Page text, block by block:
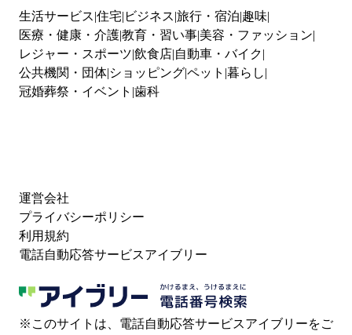
生活サービス 住宅 ビジネス 旅行・宿泊 趣味
医療・健康・介護教育・習い事 美容・ファッション
レジャー・スポーツ 飲食店 自動車・バイク
公共機関・団体 ショッピングペット 暮らし
冠婚葬祭・イベント 歯科
運営会社
プライバシーポリシー
利用規約
電話自動応答サービスアイブリー
※このサイトは、電話自動応答サービスアイブリーをご